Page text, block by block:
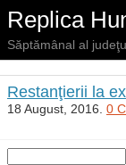
Replica
Săptămânal al
Restanţierii la
18 August, 2016. 0